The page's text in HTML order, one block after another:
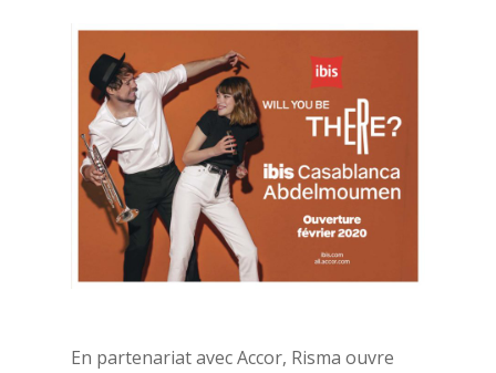
En partenariat avec Accor, Risma ouvre